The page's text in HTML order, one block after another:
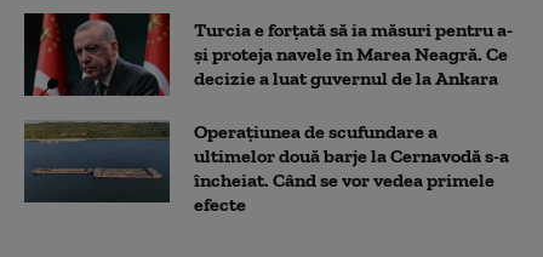
Turcia e forțată să ia măsuri pentru a-
și proteja navele în Marea Neagră. Ce
decizie a luat guvernul de la Ankara
Operațiunea de scufundare a
ultimelor două barje la Cernavodă s-a
încheiat. Când se vor vedea primele
efecte